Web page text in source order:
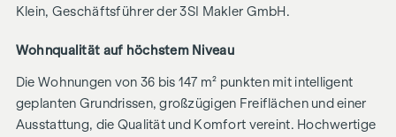
Klein, Geschäftsführer der 3SI Makler GmbH.
Wohnqualität auf höchstem Niveau
Die Wohnungen von 36 bis 147 m² punkten mit intelligent
geplanten Grundrissen, großzügigen Freiflächen und einer
Ausstattung, die Qualität und Komfort vereint. Hochwertige